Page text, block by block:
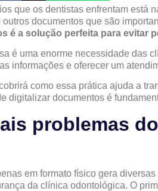
que os dentistas enfrentam está
documentos que são
é a solução perfeita para evitar
é uma enorme necessidade das
informações e oferecer um
como essa prática ajuda a
digitalizar documentos é
problemas
em formato físico gera
da clínica odontológica. O